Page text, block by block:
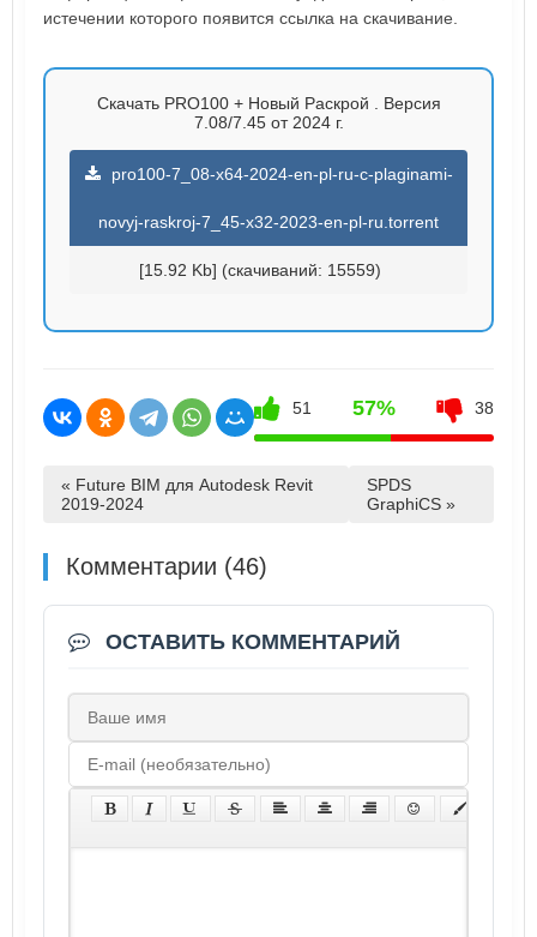
истечении которого появится ссылка на скачивание.
Скачать PRO100 + Новый Раскрой . Версия
7.08/7.45 от 2024 г.
pro100-7_08-x64-2024-en-pl-ru-c-plaginami-
novyj-raskroj-7_45-x32-2023-en-pl-ru.torrent
[15.92 Kb] (cкачиваний: 15559)
51 57% 38
« Future BIM для Autodesk Revit
2019-2024
SPDS
GraphiCS »
Комментарии (46)
ОСТАВИТЬ КОММЕНТАРИЙ